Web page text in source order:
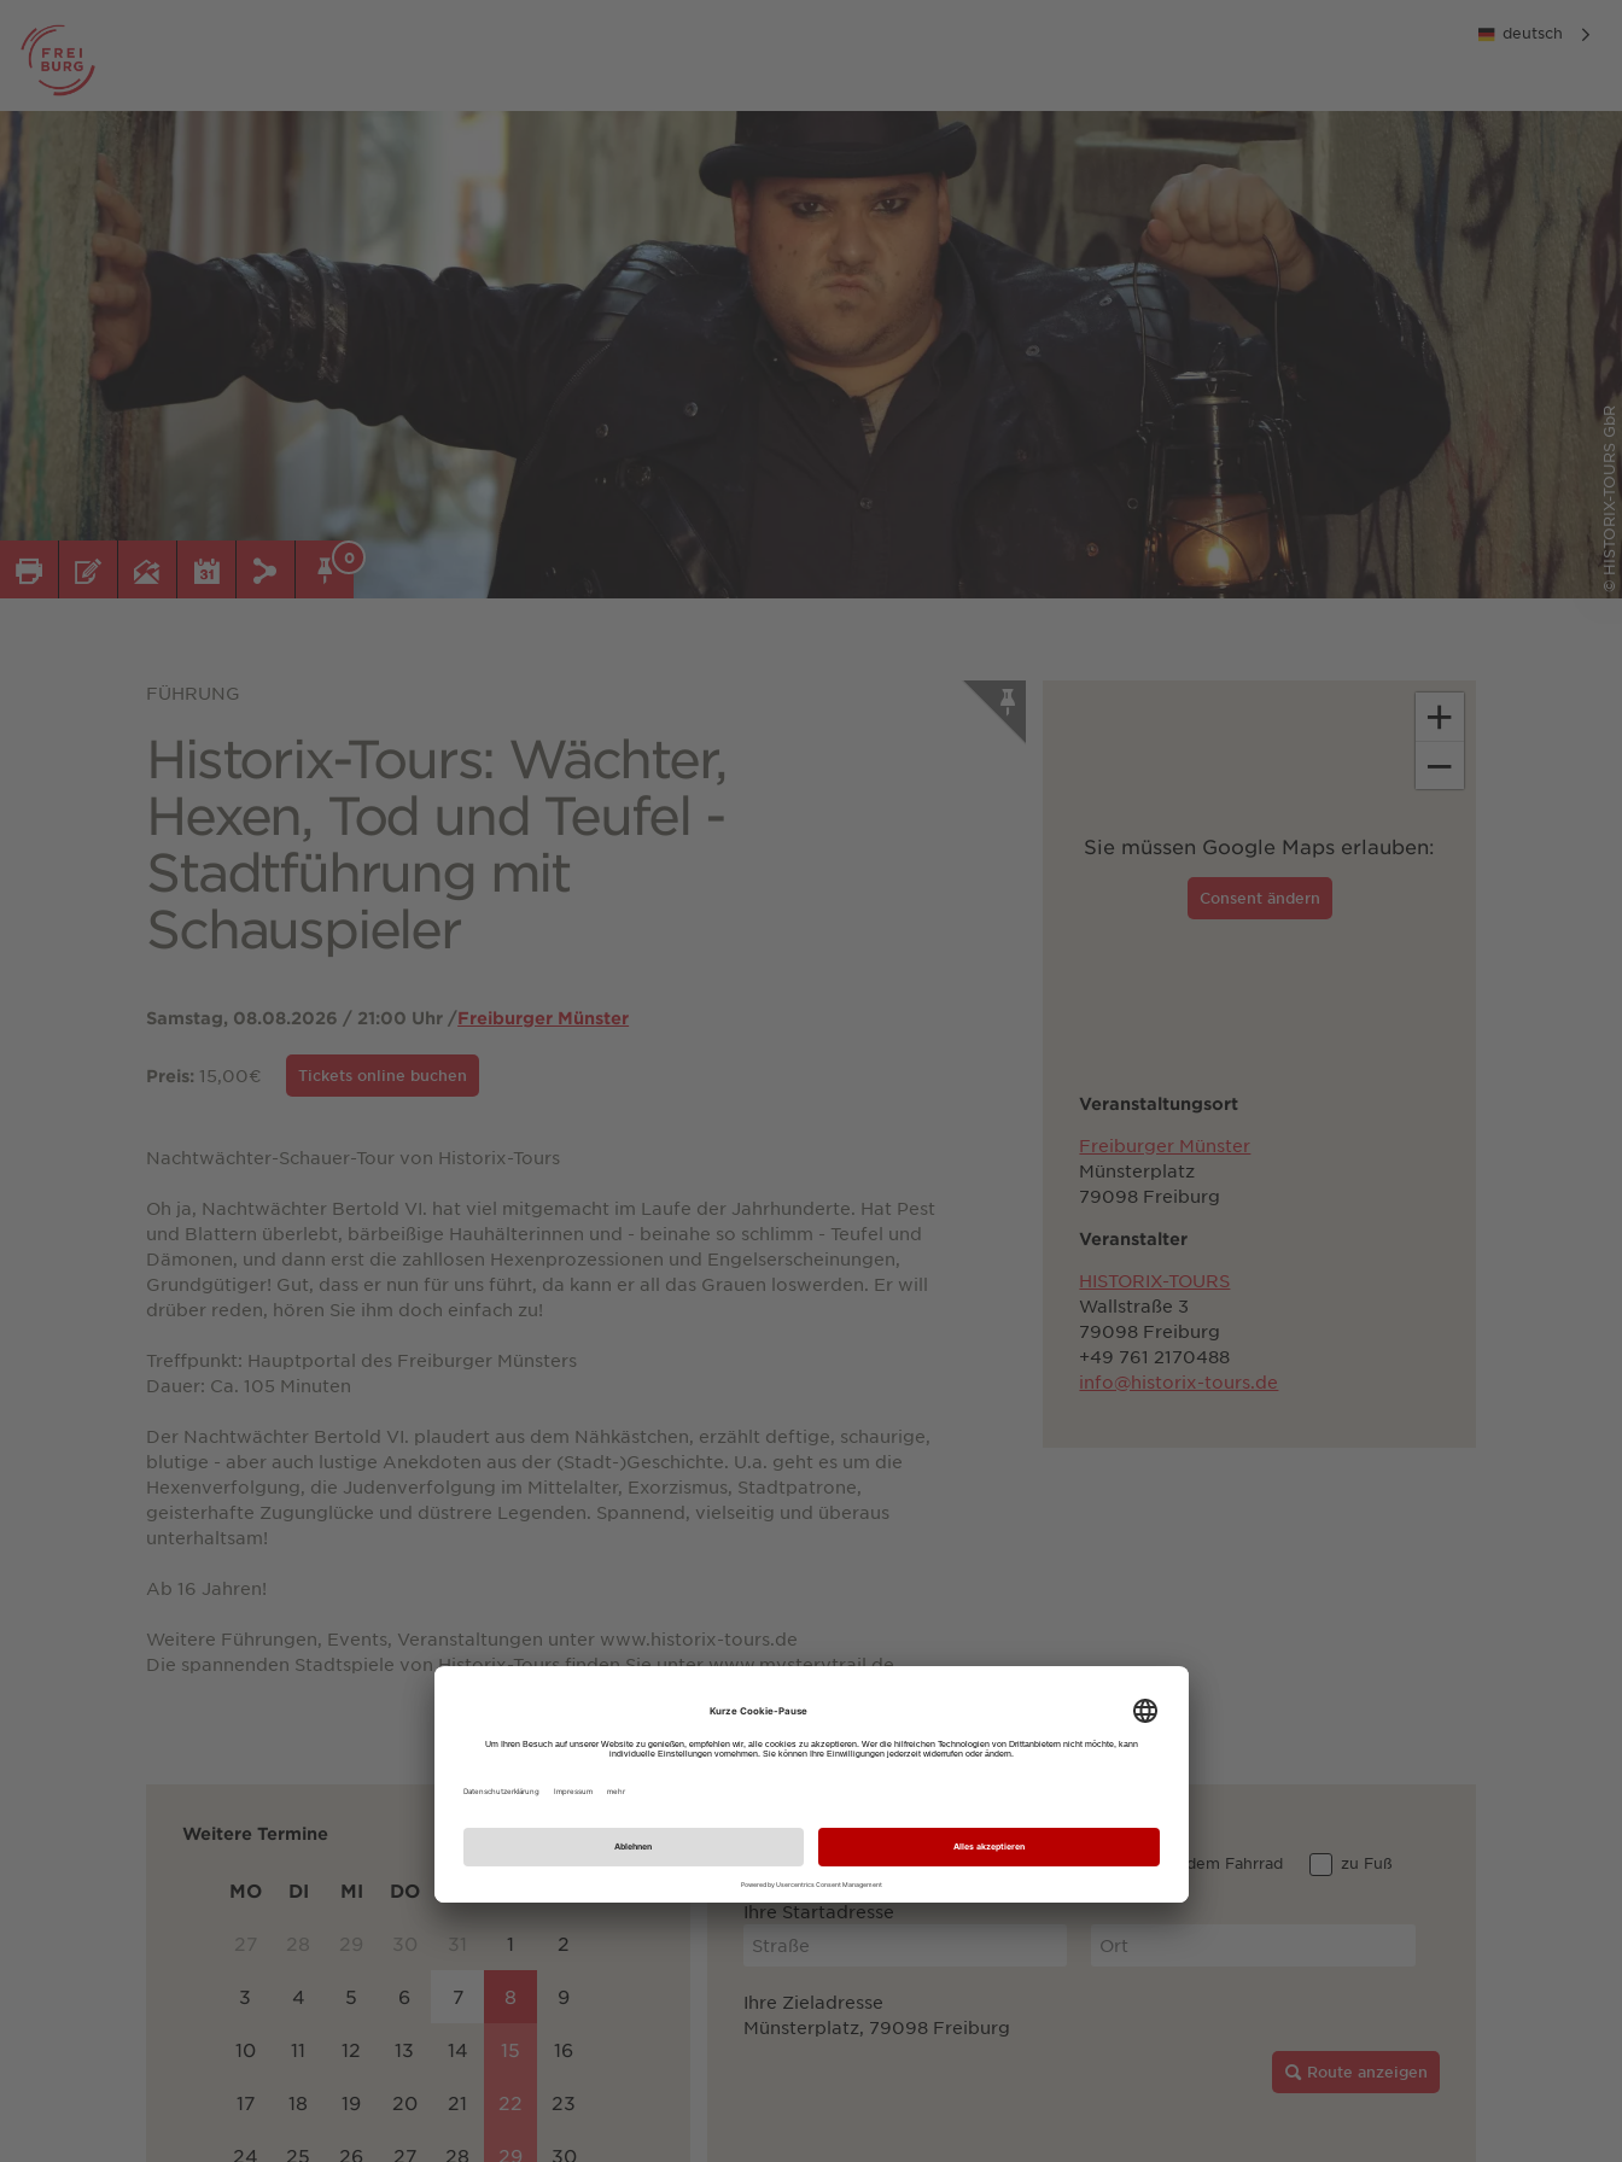
deutsch
© HISTORIX-TOURS GbR
0
FÜHRUNG
Historix-Tours: Wächter,
Hexen, Tod und Teufel -
Stadtführung mit
Schauspieler
Samstag, 08.08.2026 / 21:00 Uhr /Freiburger Münster
Preis: 15,00€ Tickets online buchen
Nachtwächter-Schauer-Tour von Historix-Tours
Oh ja, Nachtwächter Bertold VI. hat viel mitgemacht im Laufe der Jahrhunderte. Hat Pest
und Blattern überlebt, bärbeißige Hauhälterinnen und - beinahe so schlimm - Teufel und
Dämonen, und dann erst die zahllosen Hexenprozessionen und Engelserscheinungen,
Grundgütiger! Gut, dass er nun für uns führt, da kann er all das Grauen loswerden. Er will
drüber reden, hören Sie ihm doch einfach zu!
Treffpunkt: Hauptportal des Freiburger Münsters
Dauer: Ca. 105 Minuten
Der Nachtwächter Bertold VI. plaudert aus dem Nähkästchen, erzählt deftige, schaurige,
blutige - aber auch lustige Anekdoten aus der (Stadt-)Geschichte. U.a. geht es um die
Hexenverfolgung, die Judenverfolgung im Mittelalter, Exorzismus, Stadtpatrone,
geisterhafte Zugunglücke und düstrere Legenden. Spannend, vielseitig und überaus
unterhaltsam!
Ab 16 Jahren!
Weitere Führungen, Events, Veranstaltungen unter www.historix-tours.de
Die spannenden Stadtspiele von Historix-Tours finden Sie unter www.mysterytrail.de
Sie müssen Google Maps erlauben:
Consent ändern
+
−
Veranstaltungsort
Freiburger Münster
Münsterplatz
79098 Freiburg
Veranstalter
HISTORIX-TOURS
Wallstraße 3
79098 Freiburg
+49 761 2170488
info@historix-tours.de
Weitere Termine
MO DI MI DO
27 28 29 30 31 1 2
3 4 5 6 7 8 9
10 11 12 13 14 15 16
17 18 19 20 21 22 23
24 25 26 27 28 29 30
Anreise mit:
öffentlichen Verkehrsmitteln dem Auto dem Fahrrad zu Fuß
Ihre Startadresse
Ihre Zieladresse
Münsterplatz, 79098 Freiburg
Route anzeigen